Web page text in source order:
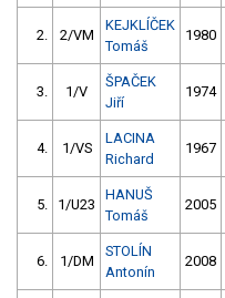
2. 2/VM
KEJKLÍČEK
Tomáš
1980
3. 1/V
ŠPAČEK
Jiří
1974
4. 1/VS
LACINA
Richard
1967
5. 1/U23
HANUŠ
Tomáš
2005
6. 1/DM
STOLÍN
Antonín
2008